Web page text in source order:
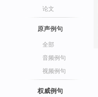
论文
原声例句
全部
音频例句
视频例句
权威例句